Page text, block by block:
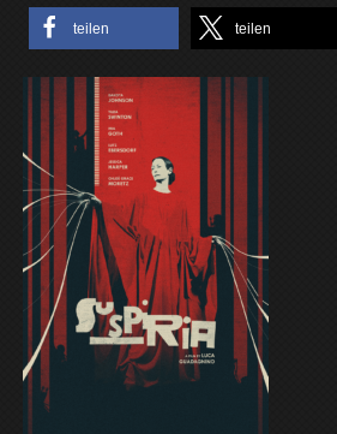
teilen teilen